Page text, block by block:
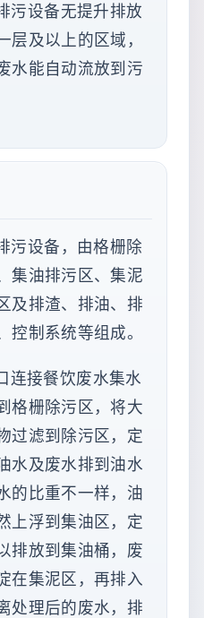
污设备无提升排放
层及以上的区域，
水能自动流放到污
污设备，由格栅除
集油排污区、集泥
及排渣、排油、排
控制系统等组成。
连接餐饮废水集水
格栅除污区，将大
过滤到除污区，定
水及废水排到油水
的比重不一样，油
上浮到集油区，定
排放到集油桶，废
在集泥区，再排入
处理后的废水，排